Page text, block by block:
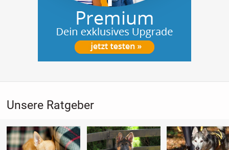
Unsere Ratgeber